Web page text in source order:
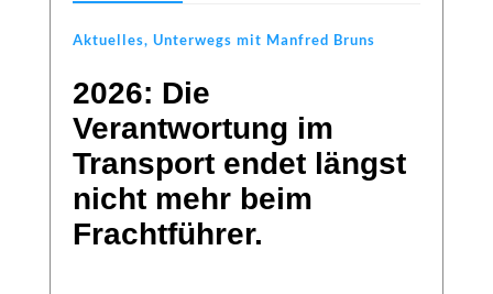
Aktuelles, Unterwegs mit Manfred Bruns
2026: Die
Verantwortung im
Transport endet längst
nicht mehr beim
Frachtführer.